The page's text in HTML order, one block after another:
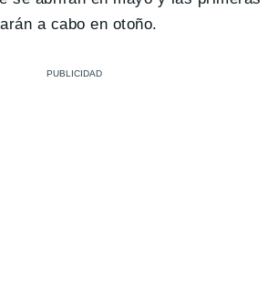
a cabo en otoño.